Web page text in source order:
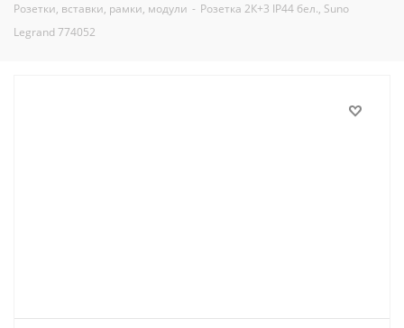
Розетки, вставки, рамки, модули - Розетка 2К+3 IP44 бел., Suno
Legrand 774052